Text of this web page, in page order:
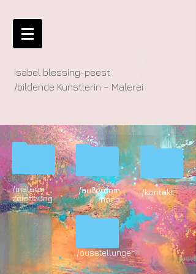
isabel blessing-peest
/bildende Künstlerin – Malerei
/außerdem
noch
/kontakt
/malerei
zeichnung
/ausstellungen